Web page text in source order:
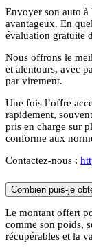
Envoyer son auto
avantageux. En
évaluation gratuite
Nous offrons le
et alentours, avec
par virement.
Une fois l’offre
rapidement,
pris en charge sur
conforme aux
Contactez-nous :
Combien puis-je
Le montant offert
comme son poids,
récupérables et la